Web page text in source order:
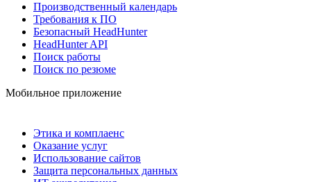
Производственный календарь
Требования к ПО
Безопасный HeadHunter
HeadHunter API
Поиск работы
Поиск по резюме
Мобильное приложение
Этика и комплаенс
Оказание услуг
Использование сайтов
Защита персональных данных